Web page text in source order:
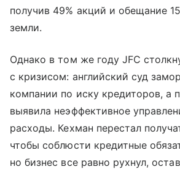
получив 49% акций и обещание
земли.
Однако в том же году JFC
с кризисом: английский суд
компании по иску кредиторов, а
выявила неэффективное
расходы. Кехман перестал
чтобы соблюсти кредитные
но бизнес все равно рухнул,